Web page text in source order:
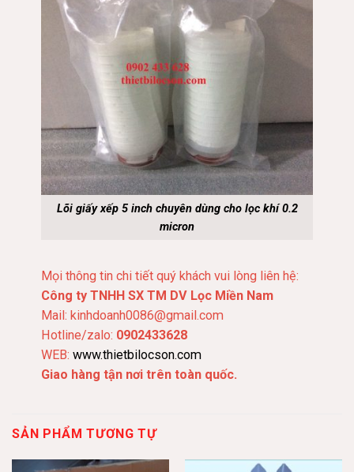
Lõi giấy xếp 5 inch chuyên dùng cho lọc khí 0.2
micron
Mọi thông tin chi tiết quý khách vui lòng liên hệ:
Công ty TNHH SX TM DV Lọc Miền Nam
Mail: kinhdoanh0086@gmail.com
Hotline/zalo: 0902433628
WEB:www.thietbilocson.com
Giao hàng tận nơi trên toàn quốc.
SẢN PHẨM TƯƠNG TỰ